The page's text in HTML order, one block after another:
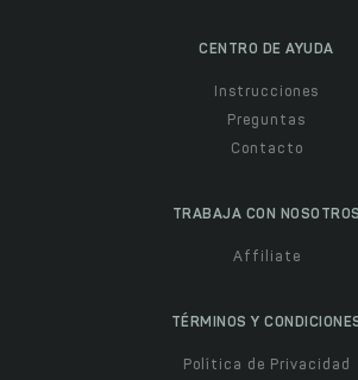
CENTRO DE AYUDA
Instrucciones
Preguntas
Contacto
TRABAJA CON NOSOTROS
Affiliate
TÉRMINOS Y
Política de Privacidad